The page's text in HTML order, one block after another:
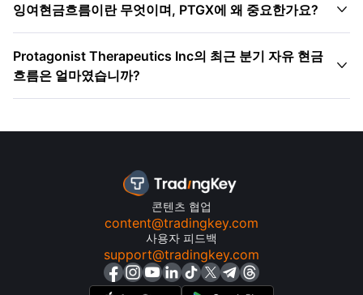
잉여현금흐름이란 무엇이며, PTGX에 왜 중요한가요? 
Protagonist Therapeutics Inc의 최근 분기 자유 현금
흐름은 얼마였습니까?

콘텐츠 협업
content@tradingkey.com
사용자 피드백
support@tradingkey.com